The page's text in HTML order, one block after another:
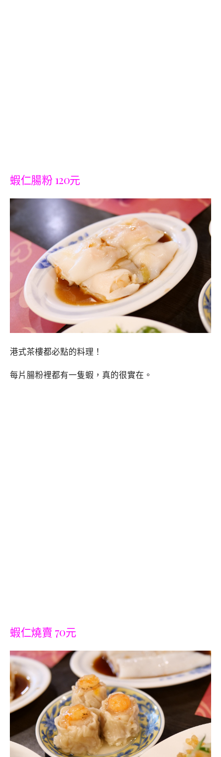
蝦仁腸粉 120元
港式茶樓都必點的料理！
每片腸粉裡都有一隻蝦，真的很實在。
蝦仁燒賣 70元